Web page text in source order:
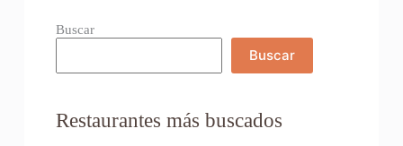
Buscar
Buscar
Restaurantes más buscados